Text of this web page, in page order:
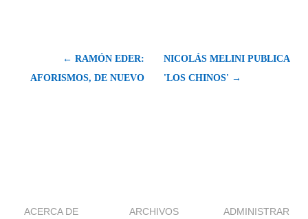
← RAMÓN EDER:
AFORISMOS, DE NUEVO
NICOLÁS MELINI PUBLICA
'LOS CHINOS' →
ACERCA DE ARCHIVOS ADMINISTRAR